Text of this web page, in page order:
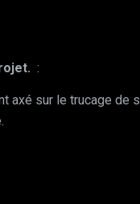
:
axé sur le trucage de